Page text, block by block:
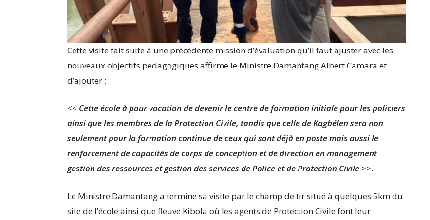
Cette visite fait suite à une précédente mission d’évaluation qu’il faut ajuster avec les
nouveaux objectifs pédagogiques affirme le Ministre Damantang Albert Camara et
d’ajouter :
<< Cette école à pour vocation de devenir le centre de formation initiale pour les policiers
ainsi que les membres de la Protection Civile, tandis que celle de Kagbélen sera non
seulement pour la formation continue de ceux qui sont déjà en poste mais aussi le
renforcement de capacités de corps de conception et de direction en management
gestion des ressources et gestion des services de Police et de Protection Civile >>.
Le Ministre Damantang a termine sa visite par le champ de tir situé à quelques 5km du
site de l’école ainsi que fleuve Kibola où les agents de Protection Civile font leur